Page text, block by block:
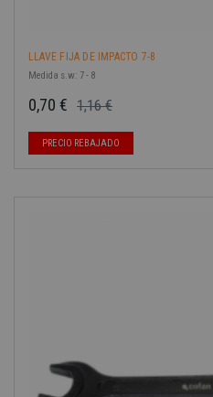
LLAVE FIJA DE IMPACTO 7-8
Medida s.w: 7 - 8
1,16 €
0,70 €
PRECIO REBAJADO